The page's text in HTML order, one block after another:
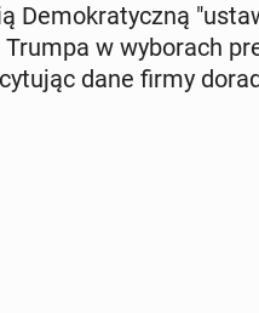
De­mo­kra­tycz­ną
w wy­bo­rach
dane firmy